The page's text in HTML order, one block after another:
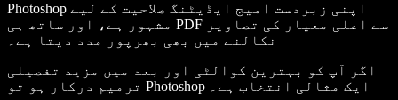
Photoshop اپنی زبردست امیج ایڈیٹنگ صلاحیت کے لیے
مشہور ہے، اور ساتھ ہی PDF سے اعلی معیار کی تصاویر
اگر آپ کو بہترین کوالٹی اور بعد میں مزید تفصیلی
ترمیم درکار ہو تو Photoshop ایک مثالی انتخاب ہے۔